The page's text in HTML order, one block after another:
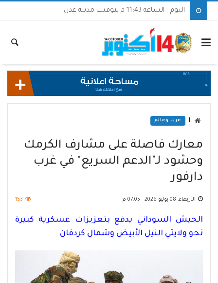
اليوم - الساعة 11:43 م بتوقيت مدينة عدن
عرب وعالم
معارك فاصلة على مشارف الكرمك
وحشود لـ"الدعم السريع" في غرب
دارفور
الأربعاء, 08 يوليو 2026 - 07:05 م 153
الجيش السوداني يدفع بتعزيزات عسكرية كبيرة
نحو ولايتي النيل الأبيض وشمال كردفان